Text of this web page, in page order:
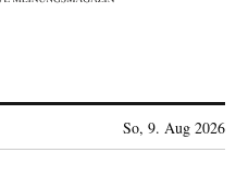
So, 9. Aug 2026